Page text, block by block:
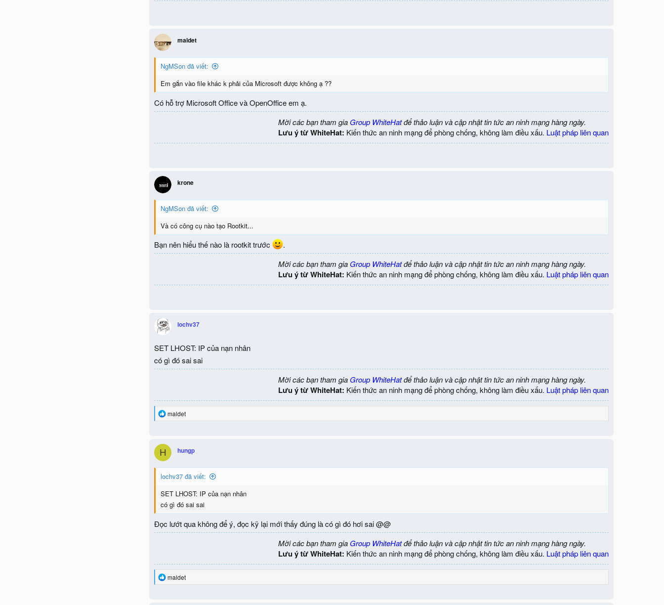
maldet
NgMSon đã viết:
Em gắn vào file khác k phải của Microsoft được không ạ ??
Có hỗ trợ Microsoft Office và OpenOffice em ạ.
Mời các bạn tham gia Group WhiteHatđể thảo luận và cập nhật tin tức an ninh mạng hàng ngày.
Lưu ý từ WhiteHat: Kiến thức an ninh mạng để phòng chống, không làm điều xấu. Luật pháp liên quan
krone
NgMSon đã viết:
Và có công cụ nào tạo Rootkit...
Bạn nên hiểu thế nào là rootkit trước
.
Mời các bạn tham gia Group WhiteHatđể thảo luận và cập nhật tin tức an ninh mạng hàng ngày.
Lưu ý từ WhiteHat: Kiến thức an ninh mạng để phòng chống, không làm điều xấu. Luật pháp liên quan
lochv37
SET LHOST: IP của nạn nhân
có gì đó sai sai
Mời các bạn tham gia Group WhiteHatđể thảo luận và cập nhật tin tức an ninh mạng hàng ngày.
Lưu ý từ WhiteHat: Kiến thức an ninh mạng để phòng chống, không làm điều xấu. Luật pháp liên quan
R
t
o
n
s
maldet
H hungp
lochv37 đã viết:
SET LHOST: IP của nạn nhân
có gì đó sai sai
Đọc lướt qua không để ý, đọc kỹ lại mới thấy đúng là có gì đó hơi sai @@
Mời các bạn tham gia Group WhiteHatđể thảo luận và cập nhật tin tức an ninh mạng hàng ngày.
Lưu ý từ WhiteHat: Kiến thức an ninh mạng để phòng chống, không làm điều xấu. Luật pháp liên quan
R
maldet